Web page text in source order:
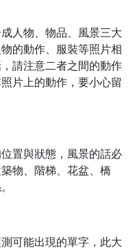
人物、物品、風景三大
的動作、服裝等照片相
請注意二者之間的動作
片上的動作，要小心留
置與狀態，風景的話必
物、階梯、花盆、橋
可能出現的單字，此大